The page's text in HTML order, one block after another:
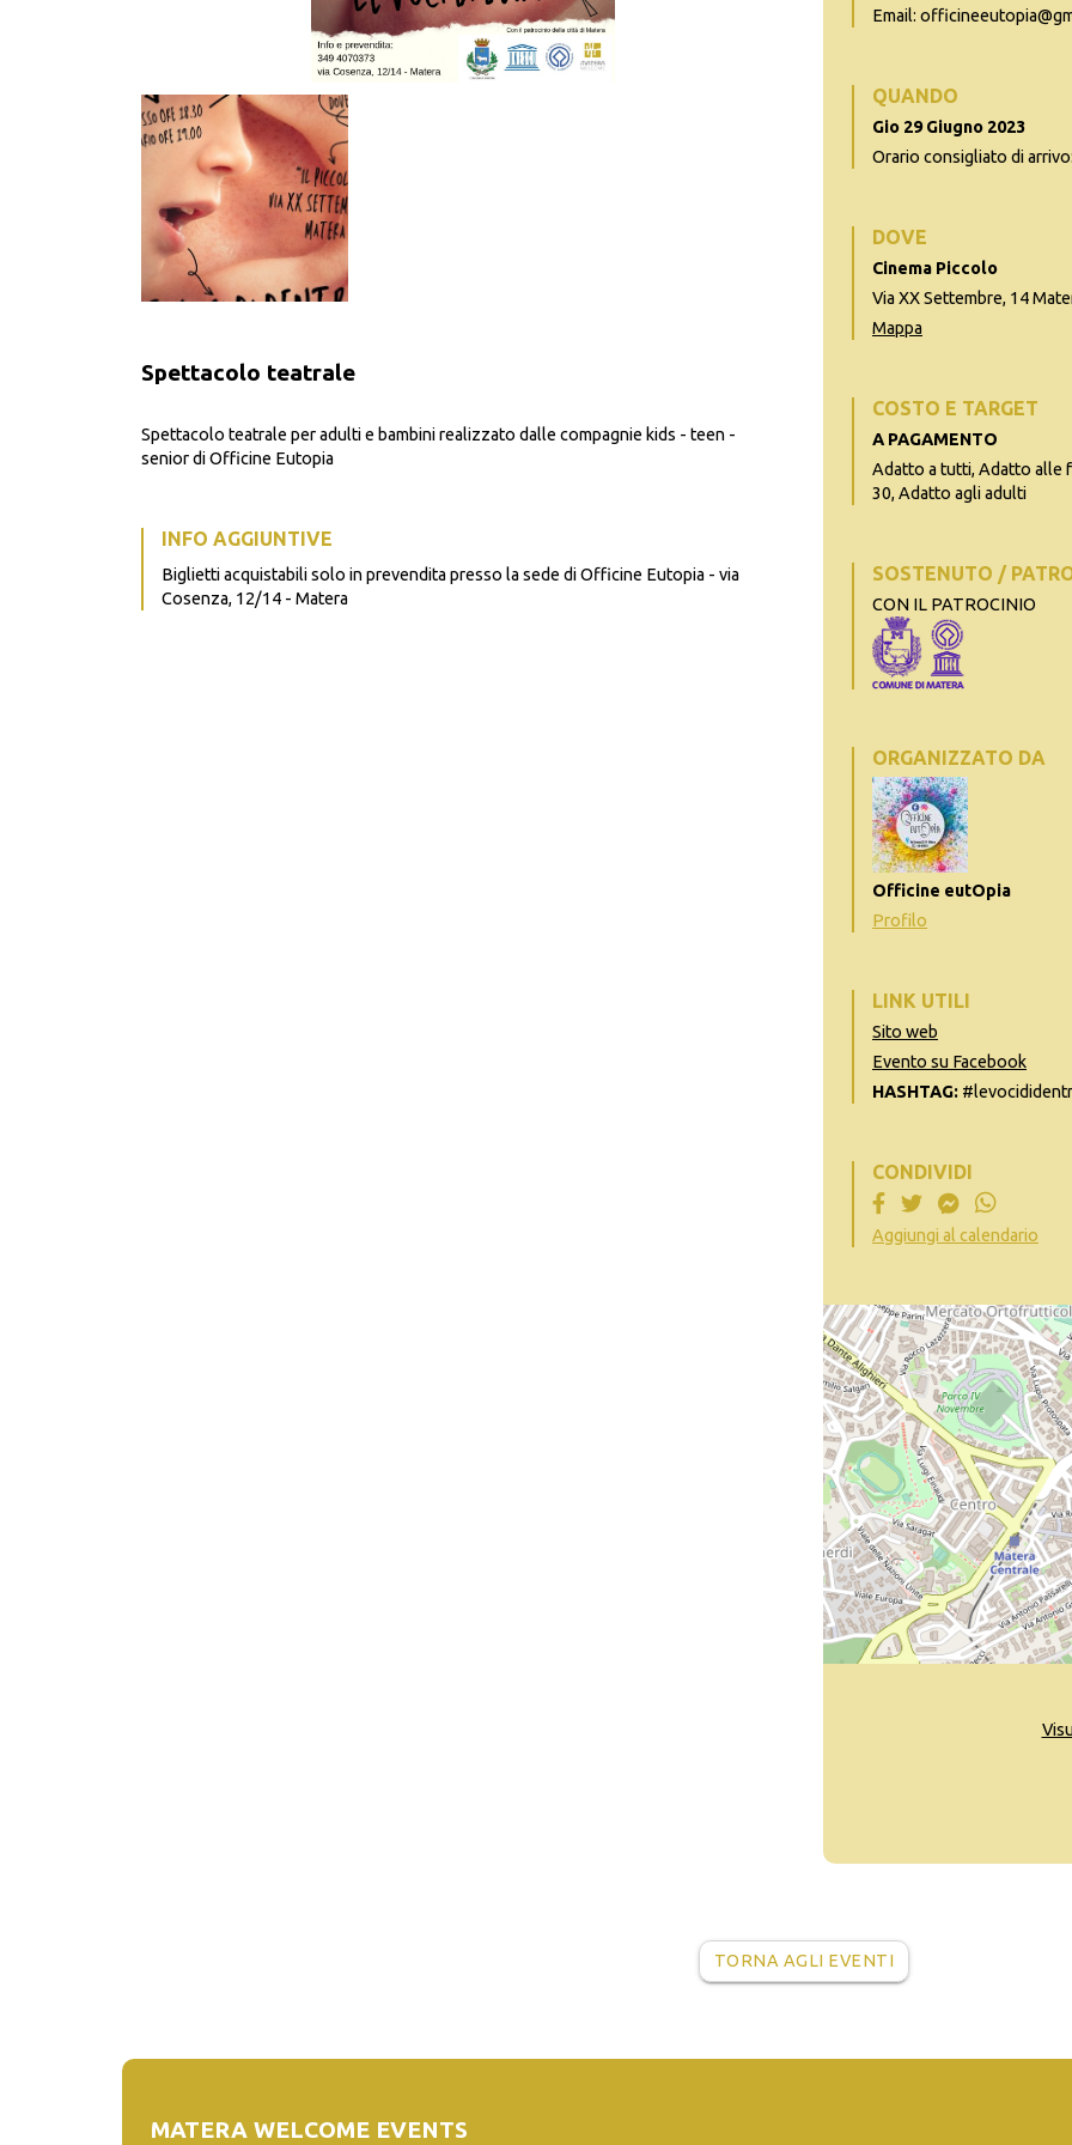
Spettacolo teatrale
Spettacolo teatrale per adulti e bambini realizzato dalle compagnie kids - teen -
senior di Officine Eutopia
INFO AGGIUNTIVE
Biglietti acquistabili solo in prevendita presso la sede di Officine Eutopia - via
Cosenza, 12/14 - Matera
Email:
QUANDO
Gio 29 Giugno 2023
Orario consigliato di
DOVE
Cinema Piccolo
Via XX Settembre, 14
Mappa
COSTO E TARGET
A PAGAMENTO
Adatto a tutti, Adatto alle
30, Adatto agli adulti
SOSTENUTO /
CON IL PATROCINIO
ORGANIZZATO DA
Officine eutOpia
Profilo
LINK UTILI
Sito web
Evento su Facebook
HASHTAG:
CONDIVIDI
Aggiungi al calendario
TORNA AGLI EVENTI
MATERA WELCOME EVENTS